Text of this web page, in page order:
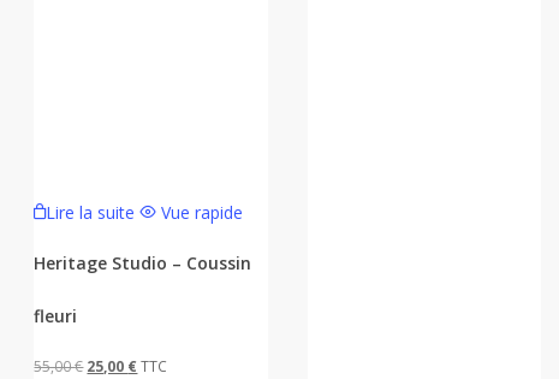
Lire la suite Vue rapide
Heritage Studio – Coussin
fleuri
55,00€ Le
25,00 € Le
TTC